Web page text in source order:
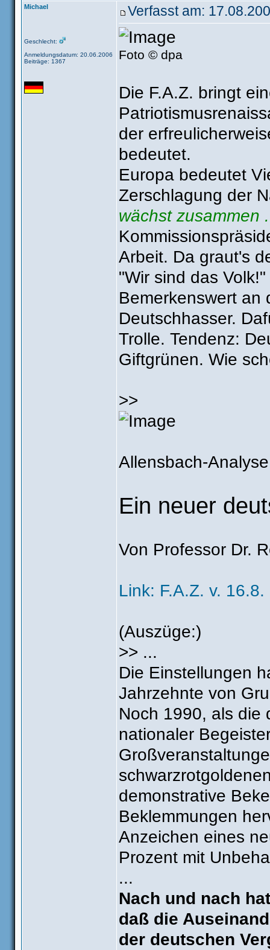
Michael
Geschlecht:
Anmeldungsdatum: 20.06.2006
Beiträge: 1367
Verfasst am:
Foto © dpa
Die F.A.Z. bringt
der
bedeutet.
Europa bedeutet
Zerschlagung der
wächst zusammen
Arbeit. Da graut's
"Wir sind das Volk!"
Bemerkenswert an
Deutschhasser.
Trolle. Tendenz:
Giftgrünen. Wie
>>
Allensbach-Analyse
Ein neuer
Von Professor Dr.
Link: F.A.Z. v. 16.8.
(Auszüge:)
>> ...
Die Einstellungen
Jahrzehnte von
Noch 1990, als die
nationaler
demonstrative
Beklemmungen
Anzeichen eines
Prozent mit
...
Nach und nach
daß die
der deutschen